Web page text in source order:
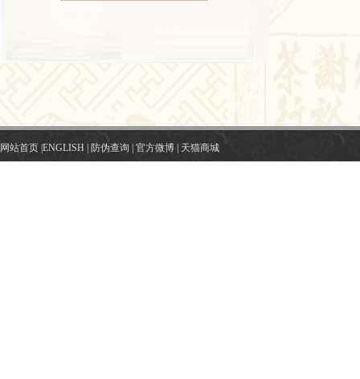
网站首页 ENGLISH 防伪查询 官方微博 天猫商城